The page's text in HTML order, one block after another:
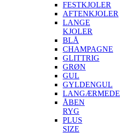
FESTKJOLER
AFTENKJOLER
LANGE
KJOLER
BLÅ
CHAMPAGNE
GLITTRIG
GRØN
GUL
GYLDENGUL
LANGÆRMEDE
ÅBEN
RYG
PLUS
SIZE